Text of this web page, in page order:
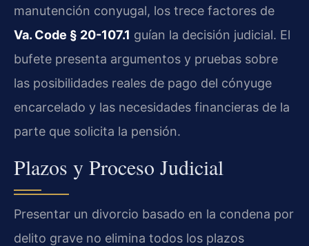
manutención conyugal, los trece factores de
Va. Code § 20-107.1 guían la decisión judicial. El
bufete presenta argumentos y pruebas sobre
las posibilidades reales de pago del cónyuge
encarcelado y las necesidades financieras de la
parte que solicita la pensión.
Plazos y Proceso Judicial
Presentar un divorcio basado en la condena por
delito grave no elimina todos los plazos